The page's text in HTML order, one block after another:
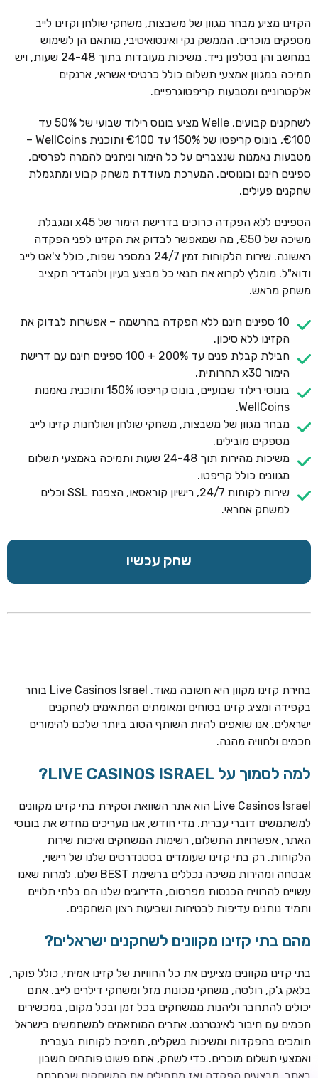
ROYSPINS
MEGAPARI
בונוס קבלת פנים: עד 125% בונוס עד €450 + 250 ספינים חינם
חבילת קבלת פנים: עד 280% בונוס עד €2,200 + 230 ספינים
הקזינו מציע מבחר מגוון של משבצות, משחקי שולחן וקזינו לייב
מספקים מוכרים. הממשק נקי ואינטואיטיבי, מותאם הן לשימוש
במחשב והן בטלפון נייד. משיכות מעובדות בתוך 24-48 שעות, ויש
תמיכה במגוון אמצעי תשלום כולל כרטיסי אשראי, ארנקים
אלקטרוניים ומטבעות קריפטוגרפיים.
לשחקנים קבועים, Welle מציע בונוס רילוד שבועי של 50% עד
€100, בונוס קריפטו של 150% עד €100 ותוכנית WellCoins –
מטבעות נאמנות שנצברים על כל הימור וניתנים להמרה לפרסים,
ספינים חינם ובונוסים. המערכת מעודדת משחק קבוע ומתגמלת
שחקנים פעילים.
הספינים ללא הפקדה כרוכים בדרישת הימור של x45 ומגבלת
משיכה של €50, מה שמאפשר לבדוק את הקזינו לפני הפקדה
ראשונה. שירות הלקוחות זמין 24/7 במספר שפות, כולל צ'אט לייב
ודוא"ל. מומלץ לקרוא את תנאי כל מבצע בעיון ולהגדיר תקציב
משחק מראש.
10 ספינים חינם ללא הפקדה בהרשמה – אפשרות לבדוק את
הקזינו ללא סיכון.
חבילת קבלת פנים עד 200% + 100 ספינים חינם עם דרישת
הימור x30 תחרותית.
בונוסי רילוד שבועיים, בונוס קריפטו 150% ותוכנית נאמנות
WellCoins.
מבחר מגוון של משבצות, משחקי שולחן ושולחנות קזינו לייב
מספקים מובילים.
משיכות מהירות תוך 24-48 שעות ותמיכה באמצעי תשלום
מגוונים כולל קריפטו.
שירות לקוחות 24/7, רישיון קוראסאו, הצפנת SSL וכלים
למשחק אחראי.
שחק עכשיו
בחירת קזינו מקוון היא חשובה מאוד. Live Casinos Israel בוחר
בקפידה ומציג קזינו בטוחים ומאומתים המתאימים לשחקנים
ישראלים. אנו שואפים להיות השותף הטוב ביותר שלכם להימורים
חכמים ולחוויה מהנה.
למה לסמוך על LIVE CASINOS ISRAEL?
Live Casinos Israel הוא אתר השוואת וסקירת בתי קזינו מקוונים
למשתמשים דוברי עברית. מדי חודש, אנו מעריכים מחדש את בונוסי
האתר, אפשרויות התשלום, רשימות המשחקים ואיכות שירות
הלקוחות. רק בתי קזינו שעומדים בסטנדרטים שלנו של רישוי,
אבטחה ומהירות משיכה נכללים ברשימת BEST שלנו. למרות שאנו
עשויים להרוויח הכנסות מפרסום, הדירוגים שלנו הם בלתי תלויים
ותמיד נותנים עדיפות לבטיחות ושביעות רצון השחקנים.
מהם בתי קזינו מקוונים לשחקנים ישראלים?
בתי קזינו מקוונים מציעים את כל החוויות של קזינו אמיתי, כולל פוקר,
בלאק ג'ק, רולטה, משחקי מכונות מזל ומשחקי דילרים לייב. אתם
יכולים להתחבר וליהנות ממשחקים בכל זמן ובכל מקום, במכשירים
חכמים עם חיבור לאינטרנט. אתרים המותאמים למשתמשים בישראל
תומכים בהפקדות ומשיכות בשקלים, תמיכת לקוחות בעברית
ואמצעי תשלום מוכרים. כדי לשחק, אתם פשוט פותחים חשבון